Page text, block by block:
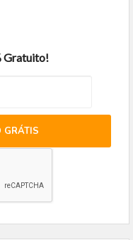
Gratuito!
GRÁTIS